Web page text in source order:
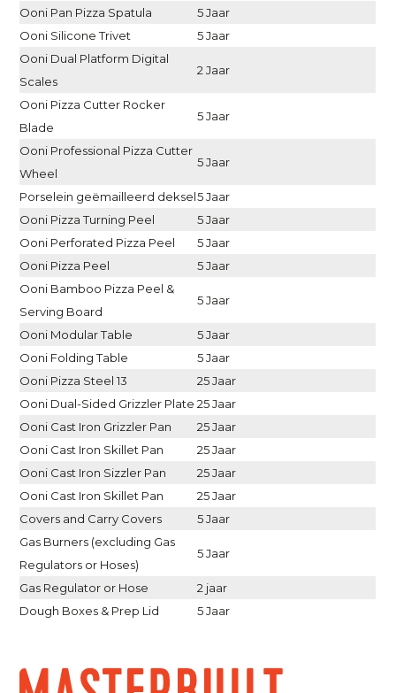
Ooni Pan Pizza Spatula
5 Jaar
Ooni Silicone Trivet
5 Jaar
Ooni Dual Platform Digital
Scales
2 Jaar
Ooni Pizza Cutter Rocker
Blade
5 Jaar
Ooni Professional Pizza Cutter
Wheel
5 Jaar
Porselein geëmailleerd deksel5 Jaar
Ooni Pizza Turning Peel
5 Jaar
Ooni Perforated Pizza Peel
5 Jaar
Ooni Pizza Peel
5 Jaar
Ooni Bamboo Pizza Peel &
Serving Board
5 Jaar
Ooni Modular Table
5 Jaar
Ooni Folding Table
5 Jaar
Ooni Pizza Steel 13
25 Jaar
Ooni Dual-Sided Grizzler Plate 25 Jaar
Ooni Cast Iron Grizzler Pan
25 Jaar
Ooni Cast Iron Skillet Pan
25 Jaar
Ooni Cast Iron Sizzler Pan
25 Jaar
Ooni Cast Iron Skillet Pan
25 Jaar
Covers and Carry Covers
5 Jaar
Gas Burners (excluding Gas
Regulators or Hoses)
5 Jaar
Gas Regulator or Hose
2 jaar
Dough Boxes & Prep Lid
5 Jaar